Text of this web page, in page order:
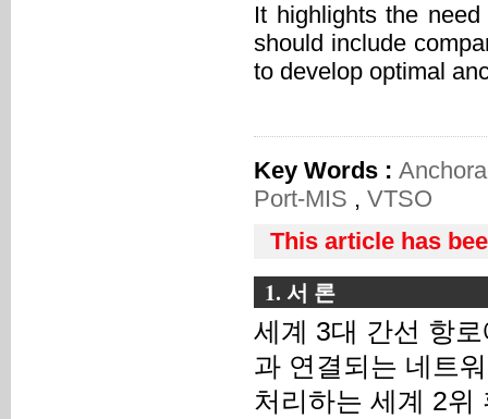
It highlights the
should include
to develop optimal
Key Words :
Port-MIS , VTSO
This article has
1. 서 론
세계 3대 간선 항
과 연결되는 네트
처리하는 세계 2위